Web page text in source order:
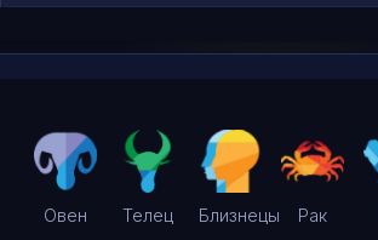
Овен Телец Близнецы Рак